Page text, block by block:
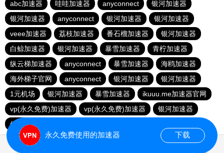
abc加速器
哇哇加速器 anyconnect
银河加速器
银河加速器
anyconnect 银河加速器
银河加速器
veee加速器
荔枝加速器 番石榴加速器
银河加速器
白鲸加速器
银河加速器 暴雪加速器
青柠加速器
纵云梯加速器
anyconnect 暴雪加速器
海鸥加速器
海外梯子官网
anyconnect 银河加速器
银河加速器
1元机场
银河加速器 暴雪加速器
ikuuu.me加速器官网
vp(永久免费)加速器
vp(永久免费)加速器
银河加速器
优云666
永久免费使用的加速器 下载